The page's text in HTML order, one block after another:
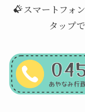
スマートフォ
タップ